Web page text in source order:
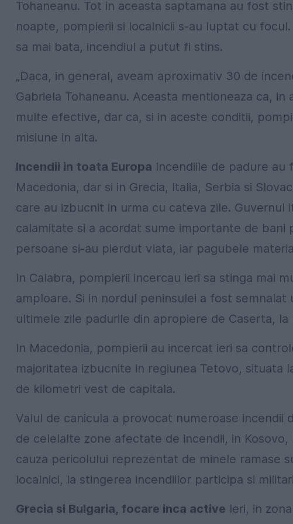
Tohaneanu. Tot in aceasta saptamana au fost
noapte, pompierii si localnicii s-au luptat cu
sa mai bata, incendiul a putut fi stins.
„Daca, in general, aveam aproximativ 30 de
Gabriela Tohaneanu. Aceasta mentioneaza ca,
multe efective, dar ca, si in aceste conditii,
misiune in alta.
Incendii in toata Europa Incendiile de padure au
Macedonia, dar si in Grecia, Italia, Serbia si
care au izbucnit in urma cu cateva zile.
calamitate si a acordat sume importante de bani
persoane si-au pierdut viata, iar pagubele
In Calabra, pompierii incercau ieri sa stinga mai
amploare. Si in nordul peninsulei a fost
ultimele zile padurile din apropiere de Caserta, la
In Macedonia, pompierii au incercat ieri sa
majoritatea izbucnite in regiunea Tetovo, situata
de kilometri vest de capitala.
Valul de canicula a provocat numeroase incendii
de celelalte zone afectate de incendii, in
cauza pericolului reprezentat de minele ramase
localnici, la stingerea incendiilor participa si
Grecia si Bulgaria, focare inca active Ieri, in